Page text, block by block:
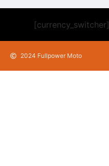
[currency_switcher]
2024 Fullpower Moto